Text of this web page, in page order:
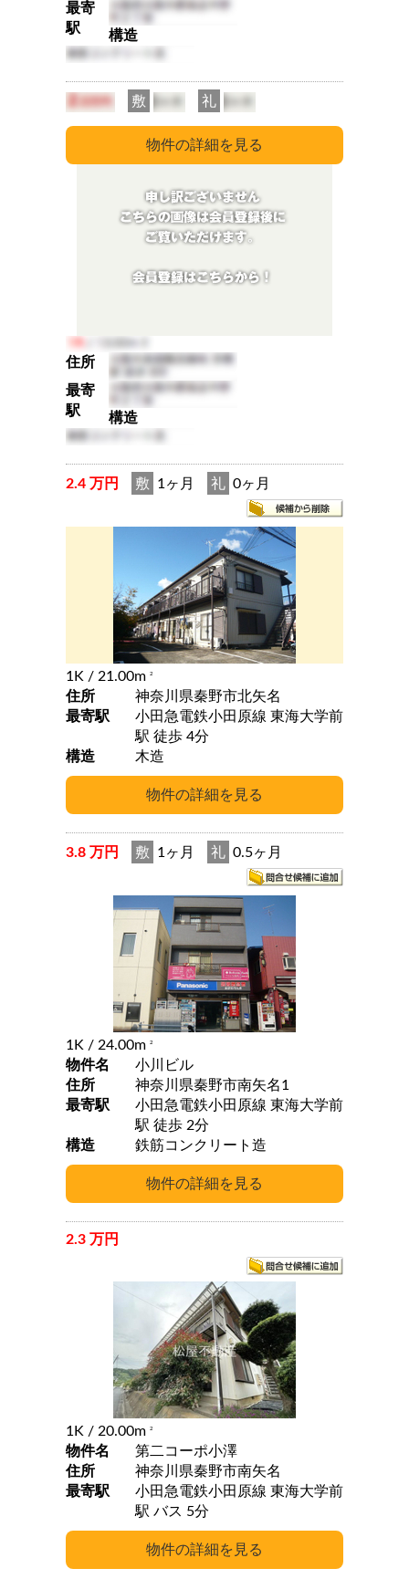
最寄
駅
構造
敷 礼
住所
最寄
駅
構造
2.4 万円 敷 1ヶ月 礼 0ヶ月
1K / 21.00m 2
住所
神奈川県秦野市北矢名
最寄駅
小田急電鉄小田原線 東海大学前
駅 徒歩 4分
構造
木造
3.8 万円 敷 1ヶ月 礼 0.5ヶ月
1K / 24.00m 2
物件名
小川ビル
住所
神奈川県秦野市南矢名1
最寄駅
小田急電鉄小田原線 東海大学前
駅 徒歩 2分
構造
鉄筋コンクリート造
2.3 万円
1K / 20.00m 2
物件名
第二コーポ小澤
住所
神奈川県秦野市南矢名
最寄駅
小田急電鉄小田原線 東海大学前
駅 バス 5分